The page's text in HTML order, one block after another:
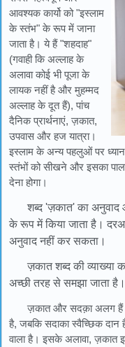
आवश्यक कार्यो को "इस्लाम
के स्तंभ" के रूप में जाना
जाता है। ये हैं "शहदाह"
(गवाही कि अल्लाह के
अलावा कोई भी पूजा के
लायक नहीं है और मुहम्मद
अल्लाह के दूत हैं), पांच
दैनिक प्रार्थनाएं, ज़कात,
उपवास और हज यात्रा।
इस्लाम के अन्य पहलुओं पर
स्तंभों को सीखने और इसका
देना होगा।
शब्द 'ज़कात' का अनुवाद
के रूप में किया जाता है।
अनुवाद नहीं कर सकता।
ज़कात शब्द की
अच्छी तरह से समझा जाता है।
ज़कात और सदक़ा अलग
है, जबकि सदाका स्वैच्छिक दान
वाला है। इसके अलावा, ज़कात